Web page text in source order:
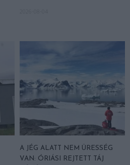
A JÉG ALATT NEM ÜRESSÉG
VAN: ÓRIÁSI REJTETT TÁJ